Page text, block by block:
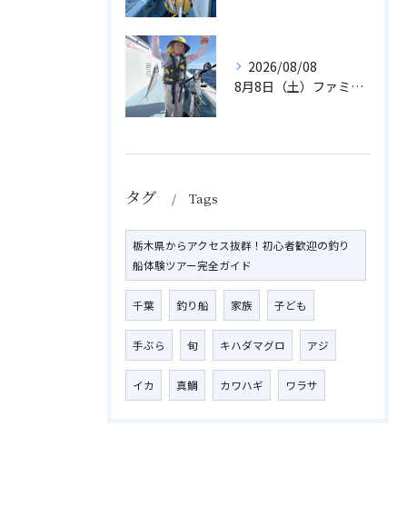
2026/08/08
8月8日（土）ファミリーアジ
タグ Tags
栃木県からアクセス抜群！初心者歓迎の釣り
船体験ツアー完全ガイド
千葉 釣り船 家族 子ども
手ぶら 旬 キハダマグロ アジ
イカ 真鯛 カワハギ ワラサ